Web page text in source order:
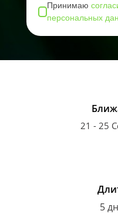
Принимаю
персональных
21 - 25
5